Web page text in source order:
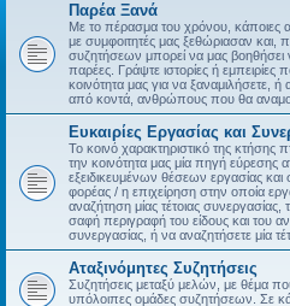
Παρέα Ξανά
Με το πέρασμα του χρόνου, κάποιες
με συμφοιτητές μας ξεθώριασαν και,
συζητήσεων μπορεί να μας βοηθήσει
παρέες. Γράψτε ιστορίες ή εμπειρίες
κοινότητα μας για να ξαναμιλήσετε,
από κοντά, ανθρώπους που θα
Ευκαιρίες Εργασίας και
Το κοινό χαρακτηριστικό της κτήσης
την κοινότητα μας μία πηγή εύρεσης
εξειδικευμένων θέσεων εργασίας
φορέας / η επιχείρηση στην οποία
αναζήτηση μίας τέτοιας
σαφή περιγραφή του είδους και του
συνεργασίας, ή να αναζητήσετε μία
Αταξινόμητες Συζητήσεις
Συζητήσεις μεταξύ μελών, με θέμα
υπόλοιπες ομάδες συζητήσεων. Σε